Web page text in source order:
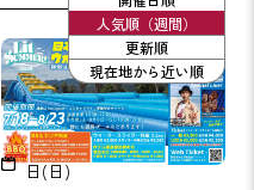
人気順（週間）
更新順
現在地から近い順
Nachi katsuura Lit SUMM
ER! 2026
2026年7月18日(土)～8月23
日(日)